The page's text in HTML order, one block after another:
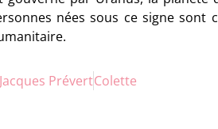
nées sous ce signe
Jacques PrévertColette